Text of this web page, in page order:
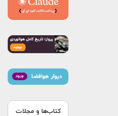
کتاب‌ها و مجلات